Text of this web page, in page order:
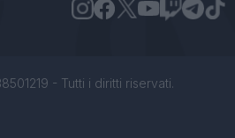
- Tutti i diritti riservati.